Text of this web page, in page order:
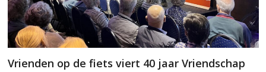
Vrienden op de fiets viert 40 jaar Vriendschap